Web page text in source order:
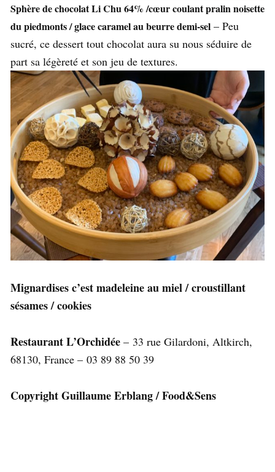
Sphère de chocolat Li Chu 64% /cœur coulant pralin noisette
du piedmonts / glace caramel au beurre demi-sel – Peu
sucré, ce dessert tout chocolat aura su nous séduire de
part sa légèreté et son jeu de textures.
Mignardises c’est madeleine au miel / croustillant
sésames / cookies
Restaurant L’Orchidée – 33 rue Gilardoni, Altkirch,
68130, France – 03 89 88 50 39
Copyright Guillaume Erblang / Food&Sens